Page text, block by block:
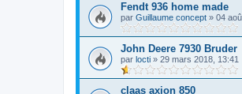
Fendt 936 home made
par Guillaume concept » 04
John Deere 7930 Bruder
par locti » 29 mars 2018, 13:41
claas axion 850